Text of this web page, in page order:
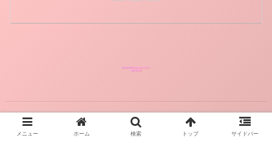
© 2021 ちびそまりのおもちゃツアー～遊びは学び。.
メニュー ホーム 検索 トップ サイドバー